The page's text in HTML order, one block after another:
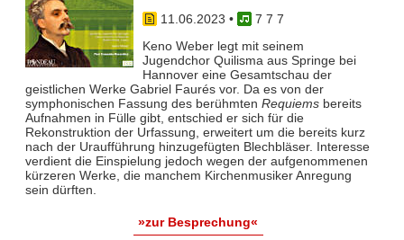
11.06.2023 •
7 7 7
Keno Weber legt mit seinem
Jugendchor Quilisma aus Springe bei
Hannover eine Gesamtschau der
geistlichen Werke Gabriel Faurés vor. Da es von der
symphonischen Fassung des berühmten Requiemsbereits
Aufnahmen in Fülle gibt, entschied er sich für die
Rekonstruktion der Urfassung, erweitert um die bereits kurz
nach der Uraufführung hinzugefügten Blechbläser. Interesse
verdient die Einspielung jedoch wegen der aufgenommenen
kürzeren Werke, die manchem Kirchenmusiker Anregung
sein dürften.
»zur Besprechung«